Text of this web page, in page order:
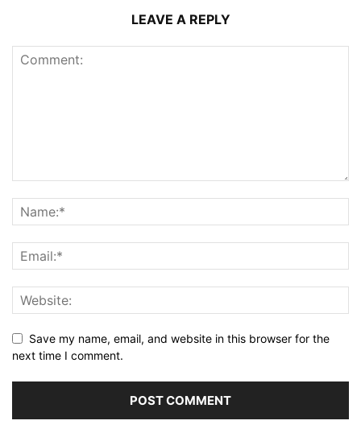
LEAVE A REPLY
Save my name, email, and website in this browser for the
next time I comment.